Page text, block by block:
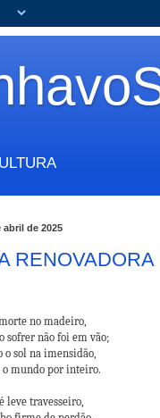
de 2025
RENOVADORA
no madeiro,
sofrer não foi em vão;
o sol na imensidão,
mundo por inteiro.
leve travesseiro,